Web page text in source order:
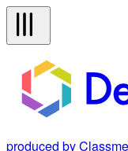
produced by